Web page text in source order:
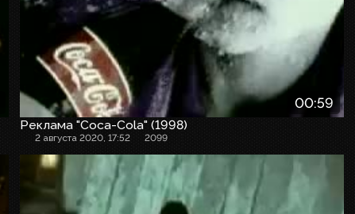
00:59
Реклама "Coca-Cola" (1998)
2 августа 2020, 17:52 2099
Рекламный ролик